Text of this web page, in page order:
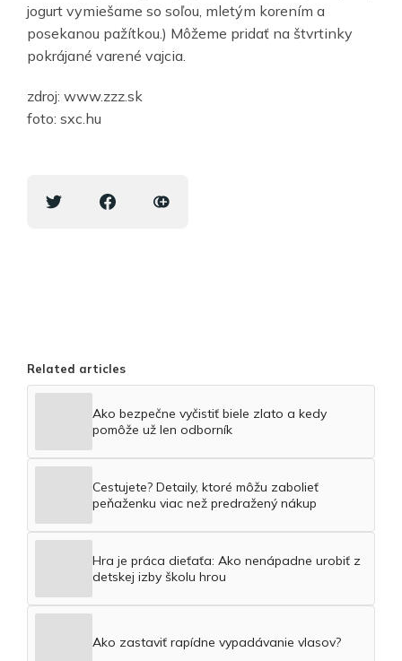
jogurt vymiešame so soľou, mletým korením a
posekanou pažítkou.) Môžeme pridať na štvrtinky
pokrájané varené vajcia.
zdroj: www.zzz.sk
foto: sxc.hu
Related articles
Ako bezpečne vyčistiť biele zlato a kedy
pomôže už len odborník
Cestujete? Detaily, ktoré môžu zabolieť
peňaženku viac než predražený nákup
Hra je práca dieťaťa: Ako nenápadne urobiť z
detskej izby školu hrou
Ako zastaviť rapídne vypadávanie vlasov?